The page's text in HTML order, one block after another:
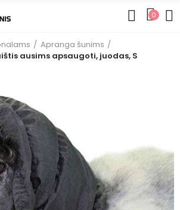
0
Apranga šunims
ausims apsaugoti, juodas, S